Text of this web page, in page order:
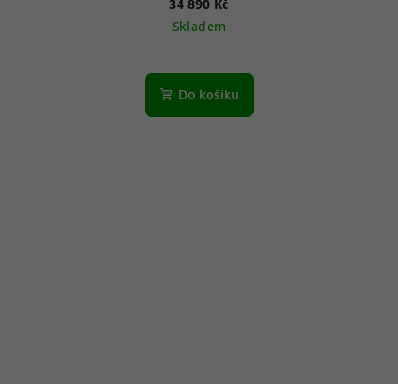
34 890 Kč
Skladem
Do košíku